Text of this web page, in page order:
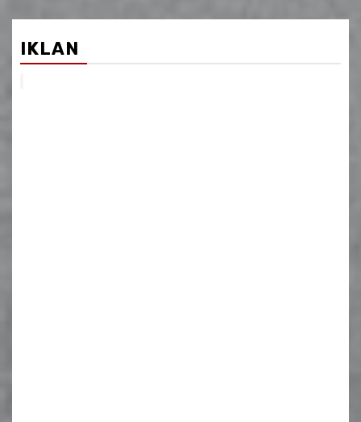
IKLAN